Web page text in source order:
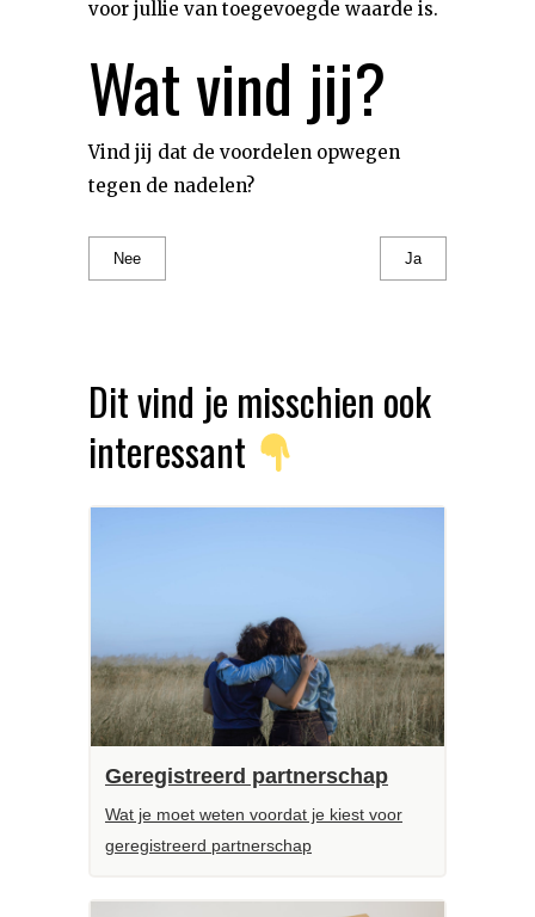
voor jullie van toegevoegde waarde is.
Wat vind jij?
Vind jij dat de voordelen opwegen
tegen de nadelen?
Nee Ja
Dit vind je misschien ook
interessant
Geregistreerd partnerschap
Wat je moet weten voordat je kiest voor
geregistreerd partnerschap